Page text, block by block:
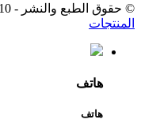
© حقوق الطبع والنشر - 2010-2023: جميع الحقوق محفوظة.
المنتجات
هاتف
هاتف